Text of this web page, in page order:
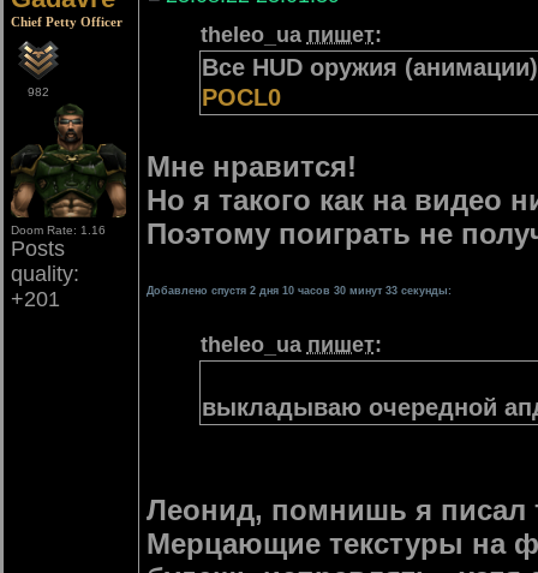
Chief Petty Officer
982
Doom Rate: 1.16
Posts
quality:
+201
theleo_ua пишет:
Все HUD оружия
POCL0
Мне нравится!
Но я такого как на видео
Поэтому поиграть не
Добавлено спустя 2 дня 10 часов 30 минут 33 секунды:
theleo_ua пишет:
выкладываю очередной
Леонид, помнишь я писал
Мерцающие текстуры на